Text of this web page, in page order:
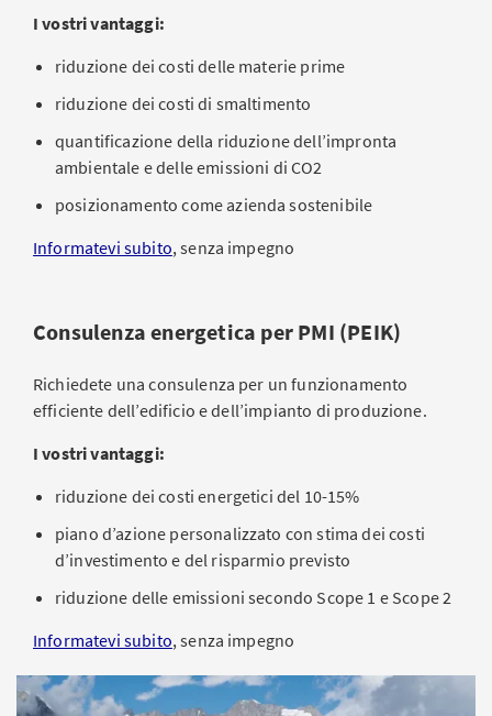
I vostri vantaggi:
riduzione dei costi delle materie prime
riduzione dei costi di smaltimento
quantificazione della riduzione dell’impronta
ambientale e delle emissioni di CO2
posizionamento come azienda sostenibile
Informatevi subito, senza impegno
Consulenza energetica per PMI (PEIK)
Richiedete una consulenza per un funzionamento
efficiente dell’edificio e dell’impianto di produzione.
I vostri vantaggi:
riduzione dei costi energetici del 10-15%
piano d’azione personalizzato con stima dei costi
d’investimento e del risparmio previsto
riduzione delle emissioni secondo Scope 1 e Scope 2
Informatevi subito, senza impegno